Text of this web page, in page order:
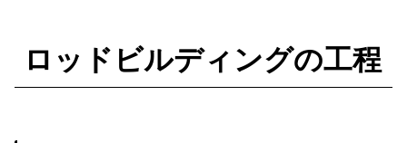
ロッドビルディングの工程